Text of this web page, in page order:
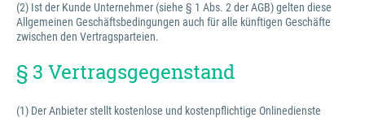
(2) Ist der Kunde Unternehmer (siehe § 1 Abs. 2 der AGB) gelten diese
Allgemeinen Geschäftsbedingungen auch für alle künftigen Geschäfte
zwischen den Vertragsparteien.
§ 3 Vertragsgegenstand
(1) Der Anbieter stellt kostenlose und kostenpflichtige Onlinedienste